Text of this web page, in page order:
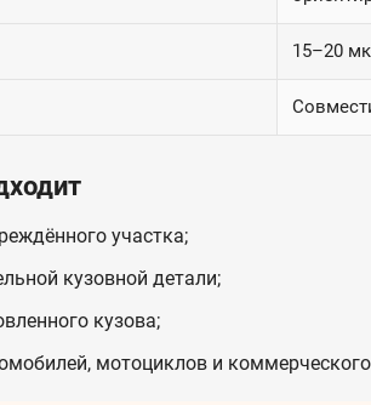
15–20
участка;
кузовной детали;
кузова;
мотоциклов и